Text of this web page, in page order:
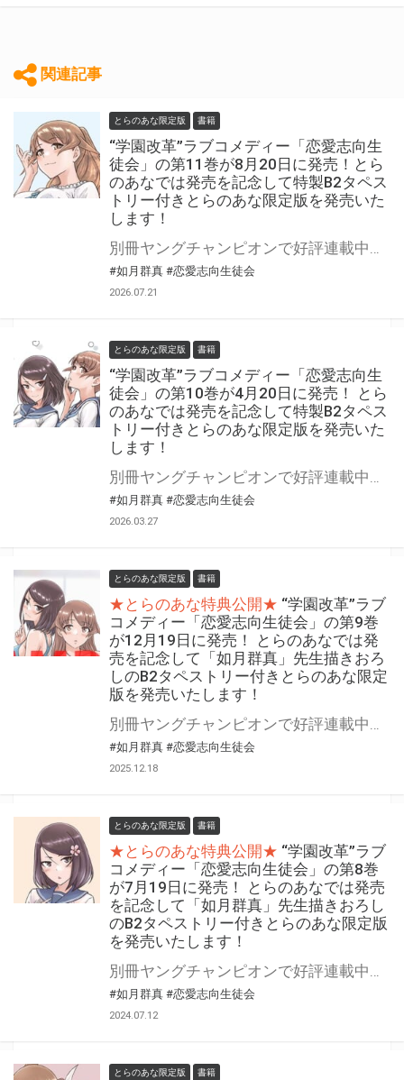
関連記事
とらのあな限定版 書籍
“学園改革”ラブコメディー「恋愛志向生
徒会」の第11巻が8月20日に発売！とら
のあなでは発売を記念して特製B2タペス
トリー付きとらのあな限定版を発売いた
します！
#如月群真 #恋愛志向生徒会
2026.07.21
とらのあな限定版 書籍
“学園改革”ラブコメディー「恋愛志向生
徒会」の第10巻が4月20日に発売！ とら
のあなでは発売を記念して特製B2タペス
トリー付きとらのあな限定版を発売いた
します！
#如月群真 #恋愛志向生徒会
2026.03.27
とらのあな限定版 書籍
★とらのあな特典公開★ “学園改革”ラブ
コメディー「恋愛志向生徒会」の第9巻
が12月19日に発売！ とらのあなでは発
売を記念して「如月群真」先生描きおろ
しのB2タペストリー付きとらのあな限定
版を発売いたします！
#如月群真 #恋愛志向生徒会
2025.12.18
とらのあな限定版 書籍
★とらのあな特典公開★ “学園改革”ラブ
コメディー「恋愛志向生徒会」の第8巻
が7月19日に発売！ とらのあなでは発売
を記念して「如月群真」先生描きおろし
のB2タペストリー付きとらのあな限定版
を発売いたします！
#如月群真 #恋愛志向生徒会
2024.07.12
とらのあな限定版 書籍